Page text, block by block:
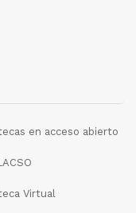
en acceso abierto
Virtual